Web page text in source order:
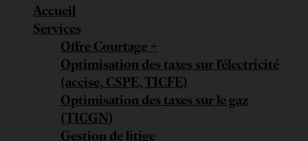
Accueil
Services
Offre Courtage +
Optimisation des taxes sur l’électricité
(accise, CSPE, TICFE)
Optimisation des taxes sur le gaz
(TICGN)
Gestion de litige